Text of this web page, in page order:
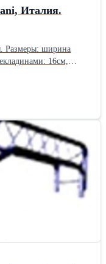
Италия.
Размеры: ширина
16см,
- 2 шт., белый - 3